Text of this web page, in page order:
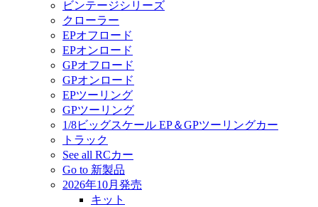
ビンテージシリーズ
クローラー
EPオフロード
EPオンロード
GPオフロード
GPオンロード
EPツーリング
GPツーリング
1/8ビッグスケール EP＆GPツーリングカー
トラック
See all RCカー
Go to 新製品
2026年10月発売
キット